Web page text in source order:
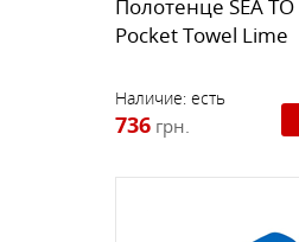
Полотенце SEA TO
Pocket Towel Lime
Наличие: есть
736 грн.